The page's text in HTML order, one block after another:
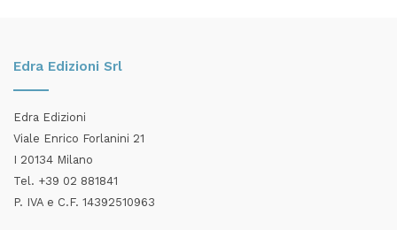
Edra Edizioni Srl
Edra Edizioni
Viale Enrico Forlanini 21
I 20134 Milano
Tel. +39 02 881841
P. IVA e C.F. 14392510963